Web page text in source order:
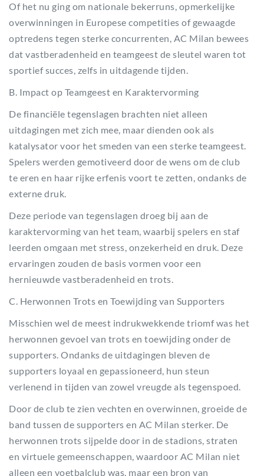
Of het nu ging om nationale bekerruns, opmerkelijke
overwinningen in Europese competities of gewaagde
optredens tegen sterke concurrenten, AC Milan bewees
dat vastberadenheid en teamgeest de sleutel waren tot
sportief succes, zelfs in uitdagende tijden.
B. Impact op Teamgeest en Karaktervorming
De financiële tegenslagen brachten niet alleen
uitdagingen met zich mee, maar dienden ook als
katalysator voor het smeden van een sterke teamgeest.
Spelers werden gemotiveerd door de wens om de club
te eren en haar rijke erfenis voort te zetten, ondanks de
externe druk.
Deze periode van tegenslagen droeg bij aan de
karaktervorming van het team, waarbij spelers en staf
leerden omgaan met stress, onzekerheid en druk. Deze
ervaringen zouden de basis vormen voor een
hernieuwde vastberadenheid en trots.
C. Herwonnen Trots en Toewijding van Supporters
Misschien wel de meest indrukwekkende triomf was het
herwonnen gevoel van trots en toewijding onder de
supporters. Ondanks de uitdagingen bleven de
supporters loyaal en gepassioneerd, hun steun
verlenend in tijden van zowel vreugde als tegenspoed.
Door de club te zien vechten en overwinnen, groeide de
band tussen de supporters en AC Milan sterker. De
herwonnen trots sijpelde door in de stadions, straten
en virtuele gemeenschappen, waardoor AC Milan niet
alleen een voetbalclub was, maar een bron van